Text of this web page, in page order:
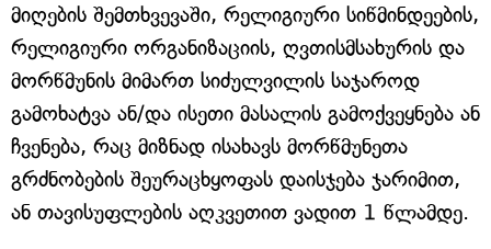
მიღების შემთხვევაში, რელიგიური სიწმინდეების,
რელიგიური ორგანიზაციის, ღვთისმსახურის და
მორწმუნის მიმართ სიძულვილის საჯაროდ
გამოხატვა ან/და ისეთი მასალის გამოქვეყნება ან
ჩვენება, რაც მიზნად ისახავს მორწმუნეთა
გრძნობების შეურაცხყოფას დაისჯება ჯარიმით,
ან თავისუფლების აღკვეთით ვადით 1 წლამდე.